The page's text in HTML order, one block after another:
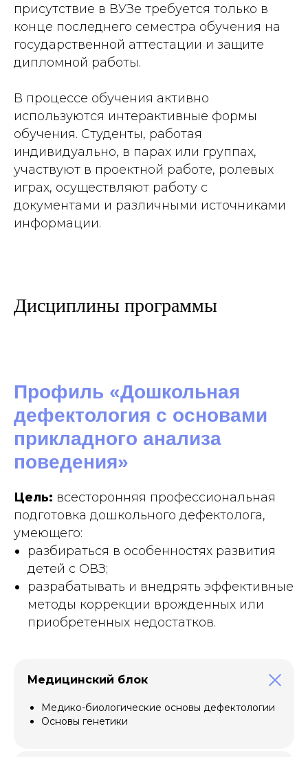
присутствие в ВУЗе требуется только в
конце последнего семестра обучения на
государственной аттестации и защите
дипломной работы.
В процессе обучения активно
используются интерактивные формы
обучения. Студенты, работая
индивидуально, в парах или группах,
участвуют в проектной работе, ролевых
играх, осуществляют работу с
документами и различными источниками
информации.
Дисциплины программы
Профиль «Дошкольная
дефектология с основами
прикладного анализа
поведения»
Цель: всесторонняя профессиональная
подготовка дошкольного дефектолога,
умеющего:
разбираться в особенностях развития
детей с ОВЗ;
разрабатывать и внедрять эффективные
методы коррекции врожденных или
приобретенных недостатков.
Медицинский блок
Медико-биологические основы дефектологии
Основы генетики